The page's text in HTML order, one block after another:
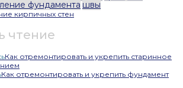
фундамента швы
кирпичных стен
чтение
Как отремонтировать и укрепить старинное
Как отремонтировать и укрепить фундамент